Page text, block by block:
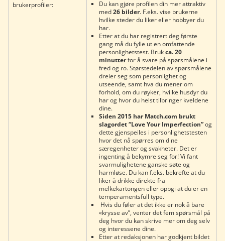
brukerprofiler:
Du kan gjøre profilen din mer attraktiv
med26 bilder. F.eks. vise brukerne
hvilke steder du liker eller hobbyer du
har.
Etter at du har registrert deg første
gang må du fylle ut en omfattende
personlighetstest. Brukca. 20
minutterfor å svare på spørsmålene i
fred og ro. Størstedelen av spørsmålene
dreier seg som personlighet og
utseende, samt hva du mener om
forhold, om du røyker, hvilke husdyr du
har og hvor du helst tilbringer kveldene
dine.
Siden 2015 har Match.com brukt
slagordet “Love Your Imperfection”og
dette gjenspeiles i personlighetstesten
hvor det nå spørres om dine
særegenheter og svakheter. Det er
ingenting å bekymre seg for! Vi fant
svarmulighetene ganske søte og
harmløse. Du kan f.eks. bekrefte at du
liker å drikke direkte fra
melkekartongen eller oppgi at du er en
temperamentsfull type.
Hvis du føler at det ikke er nok å bare
«krysse av”, venter det fem spørsmål på
deg hvor du kan skrive mer om deg selv
og interessene dine.
Etter at redaksjonen har godkjent bildet